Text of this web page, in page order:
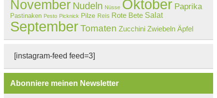
November Nudeln Nüsse Oktober Paprika
Pastinaken Pesto Picknick Pilze Reis Rote Bete Salat
September Tomaten Zucchini Zwiebeln Äpfel
[instagram-feed feed=3]
Abonniere meinen Newsletter